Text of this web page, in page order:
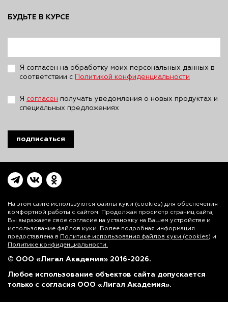
БУДЬТЕ В КУРСЕ
Я согласен на обработку моих персональных данных в
соответствии с
Политикой конфиденциальности
Я согласен получать уведомления о новых продуктах и
специальных предложениях
подписаться
На этом сайте используются файлы куки (cookies) для обеспечения
комфортной работы с сайтом. Продолжая просмотр страниц сайта,
Вы выражаете свое согласие на установку на Вашем устройстве и
использование файлов куки. Более подробная информация
предоставлена в Политике использования файлов куки (cookies) и
Политике конфиденциальности.
© ООО «Лигал Академия» 2016-2026.
Любое использование объектов сайта допускается
только с согласия ООО «Лигал Академия».